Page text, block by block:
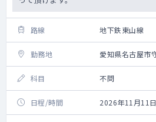
路線 地下鉄東山線
勤務地 愛知県名古屋市
科目 不問
日程/時間 2026年11月11